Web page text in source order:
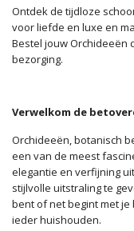
Ontdek de tijdloze
voor liefde en luxe en
Bestel jouw Orchideeën
bezorging.
Verwelkom de
Orchideeën, botanisch
een van de meest
elegantie en verfijning
stijlvolle uitstraling te
bent of net begint met
ieder huishouden.